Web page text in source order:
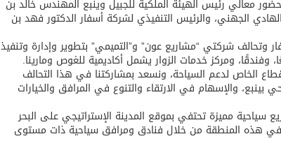
فعاليات قمة مستقبل الضيافة 2024 بالرياض، بحضور معالي رئيس الهيئة الملكية للجبيل وينبع المهندس خالد بن
الجهني، والرئيس التنفيذي لشركة أسفار الدكتور فهد بن
وتحالف شركتي “مشاريع عون” و”التميمي” بتطوير وإدارة وتنفيذ
ومركز خدمات الزوار يشمل أكاديمية للغوص ومارينا.
الخاص لدعم السياحة، ونسعد بمشاركتنا في هذا التحالف
والإسهام في الارتقاء والتنوع في المرافق والخيارات
سياحية مميزة تحتفي بموقع المدينة الإستراتيجي على البحر
في هذه المنطقة من خلال فنادق ومرافق سياحية ذات مستوى